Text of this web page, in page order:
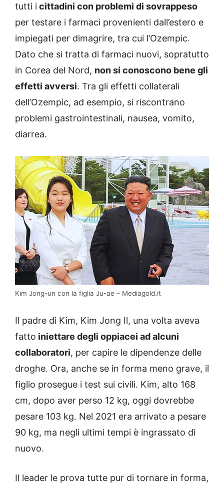
tutti icittadini con problemi di sovrappeso
per testare i farmaci provenienti dall’estero e
impiegati per dimagrire, tra cui l’Ozempic.
Dato che si tratta di farmaci nuovi, sopratutto
in Corea del Nord, non si conoscono bene gli
effetti avversi. Tra gli effetti collaterali
dell’Ozempic, ad esempio, si riscontrano
problemi gastrointestinali, nausea, vomito,
diarrea.
Kim Jong-un con la figlia Ju-ae – Mediagold.it
Il padre di Kim, Kim Jong Il, una volta aveva
fatto iniettare degli oppiacei ad alcuni
collaboratori, per capire le dipendenze delle
droghe. Ora, anche se in forma meno grave, il
figlio prosegue i test sui civili. Kim, alto 168
cm, dopo aver perso 12 kg, oggi dovrebbe
pesare 103 kg. Nel 2021 era arrivato a pesare
90 kg, ma negli ultimi tempi è ingrassato di
nuovo.
Il leader le prova tutte pur di tornare in forma,